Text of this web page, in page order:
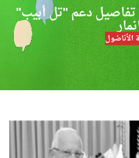
دعم "تل أبيب"
الأناضول